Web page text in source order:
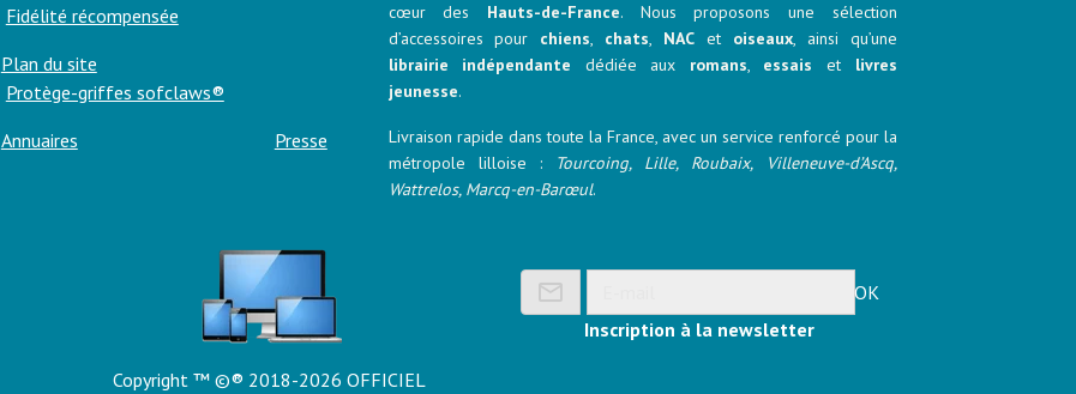
Fidélité récompensée
Plan du site
Protège-griffes sofclaws®
Annuaires
Presse
cœur des Hauts-de-France. Nous proposons une sélection
d’accessoires pour chiens, chats, NAC et oiseaux, ainsi qu’une
librairie indépendante dédiée aux romans, essais et livres
jeunesse.
Livraison rapide dans toute la France, avec un service renforcé pour la
métropole lilloise :
Tourcoing, Lille, Roubaix, Villeneuve-d’Ascq,
Wattrelos, Marcq-en-Barœul.
OK
Inscription à la newsletter
Copyright ™©® 2018-2026 OFFICIEL